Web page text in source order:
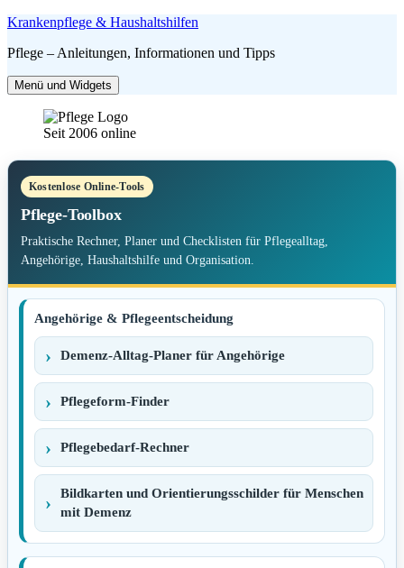
Zum
springen
Krankenpflege & Haushaltshilfen
Pflege – Anleitungen, Informationen und Tipps
Menü und Widgets
Seit 2006 online
Kostenlose Online-Tools
Pflege-Toolbox
Praktische Rechner, Planer und Checklisten für Pflegealltag,
Angehörige, Haushaltshilfe und Organisation.
Angehörige & Pflegeentscheidung
Demenz-Alltag-Planer für Angehörige
Pflegeform-Finder
Pflegebedarf-Rechner
Bildkarten und Orientierungsschilder für Menschen
mit Demenz